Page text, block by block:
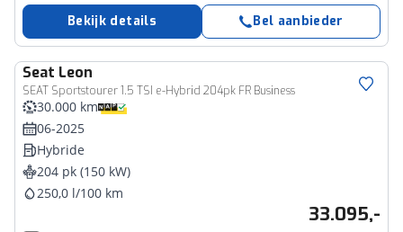
Bekijk details Bel aanbieder
Seat Leon
SEAT Sportstourer 1.5 TSI e-Hybrid 204pk FR Business
30.000 km
06-2025
Hybride
204 pk (150 kW)
250,0 l/100 km
33.095,-